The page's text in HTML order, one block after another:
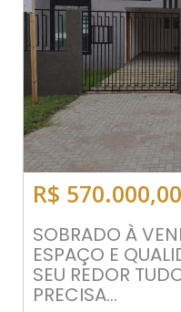
R$ 570.000,00
SOBRADO À
ESPAÇO E
SEU REDOR
PRECISA...